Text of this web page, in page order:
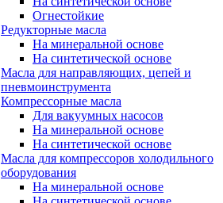
Огнестойкие
Редукторные масла
На минеральной основе
На синтетической основе
Масла для направляющих, цепей и
пневмоинструмента
Компрессорные масла
Для вакуумных насосов
На минеральной основе
На синтетической основе
Масла для компрессоров холодильного
оборудования
На минеральной основе